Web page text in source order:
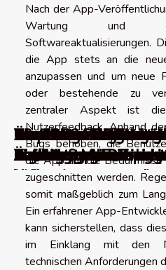
Nach der App-
Wartung und
Softwareaktualisierungen.
die App stets an die
anzupassen und um neue
oder bestehende zu
zentraler Aspekt ist die
Nutzerfeedback. Anhand
Bugs behoben, die
die App auf die
zugeschnitten werden.
somit maßgeblich zum
Ein erfahrener App-
kann sicherstellen, dass
im Einklang mit den
technischen Anforderungen
WordPress-
Über 100 Punkte
digitales Marketing
verbessern
0 wichtige
The best AI video
translates to Die
Videogeneratoren
German.
WordPress-Fehler
die häufigsten
Die besten
Änderungen auf
informiert zu werden
Absolute oder
Struktur sollte man
Die 10 besten
10 praktische
einer guten
Die 10 besten
Anbieter
Die besten
Landingpages
Kostenlose
Software